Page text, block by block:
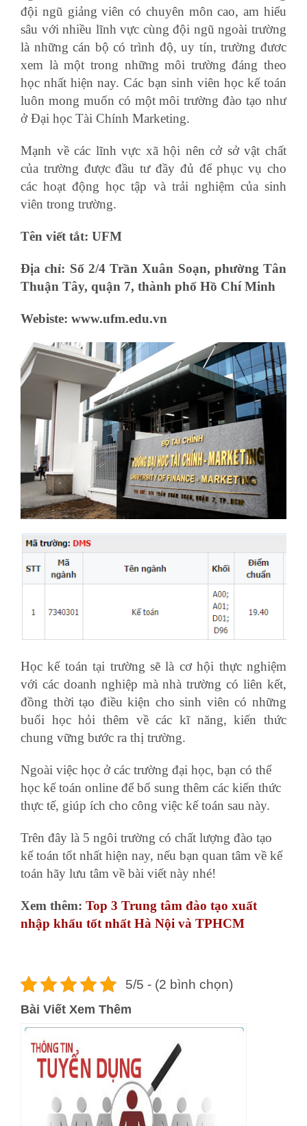
đội ngũ giảng viên có chuyên môn cao, am hiểu
sâu với nhiều lĩnh vực cùng đội ngũ ngoài trường
là những cán bộ có trình độ, uy tín, trường đươc
xem là một trong những môi trường đáng theo
học nhất hiện nay. Các bạn sinh viên học kế toán
luôn mong muốn có một môi trường đào tạo như
ở Đại học Tài Chính Marketing.
Mạnh về các lĩnh vực xã hội nên cở sở vật chất
của trường được đầu tư đầy đủ để phục vụ cho
các hoạt động học tập và trải nghiệm của sinh
viên trong trường.
Tên viết tắt: UFM
Địa chỉ: Số 2/4 Trần Xuân Soạn, phường Tân
Thuận Tây, quận 7, thành phố Hồ Chí Minh
Webiste: www.ufm.edu.vn
Học kế toán tại trường sẽ là cơ hội thực nghiệm
với các doanh nghiệp mà nhà trường có liên kết,
đồng thời tạo điều kiện cho sinh viên có những
buổi học hỏi thêm về các kĩ năng, kiến thức
chung vững bước ra thị trường.
Ngoài việc học ở các trường đại học, bạn có thể
học kế toán online để bổ sung thêm các kiến thức
thực tế, giúp ích cho công việc kế toán sau này.
Trên đây là 5 ngôi trường có chất lượng đào tạo
kế toán tốt nhất hiện nay, nếu bạn quan tâm về kế
toán hãy lưu tâm về bài viết này nhé!
Xem thêm: Top 3 Trung tâm đào tạo xuất
nhập khẩu tốt nhất Hà Nội và TPHCM
5/5 - (2 bình chọn)
Bài Viết Xem Thêm